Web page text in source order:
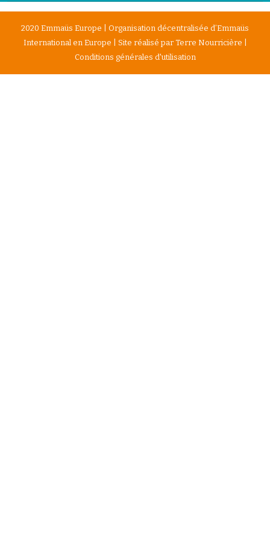
2020 Emmaüs Europe | Organisation décentralisée d’Emmaüs
International en Europe | Site réalisé par Terre Nourricière
Conditions générales d'utilisation